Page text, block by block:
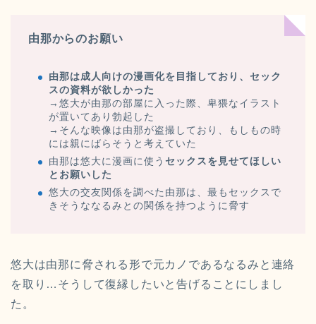
由那からのお願い
由那は成人向けの漫画化を目指しており、セック
スの資料が欲しかった
→悠大が由那の部屋に入った際、卑猥なイラスト
が置いてあり勃起した
→そんな映像は由那が盗撮しており、もしもの時
には親にばらそうと考えていた
由那は悠大に漫画に使う セックスを見せてほしい
とお願いした
悠大の交友関係を調べた由那は、最もセックスで
きそうななるみとの関係を持つように脅す
悠大は由那に脅される形で元カノであるなるみと連絡
を取り…そうして復縁したいと告げることにしまし
た。